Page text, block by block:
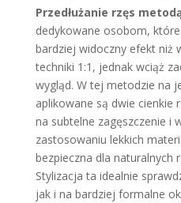
Przedłużanie rzęs
dedykowane osobom,
bardziej widoczny efekt niż
techniki 1:1, jednak wciąż
wygląd. W tej metodzie na
aplikowane są dwie cienkie
na subtelne zagęszczenie i
zastosowaniu lekkich
bezpieczna dla naturalnych
Stylizacja ta idealnie
jak i na bardziej formalne